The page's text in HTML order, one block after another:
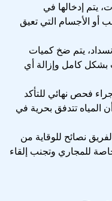
يتم إدخالها في
أو الأجسام التي تعيق
يتم ضخ كميات
بشكل كامل وإزالة أي
فحص نهائي للتأكد
تتدفق بحرية في
نصائح للوقاية من
للمجاري وتجنب إلقاء